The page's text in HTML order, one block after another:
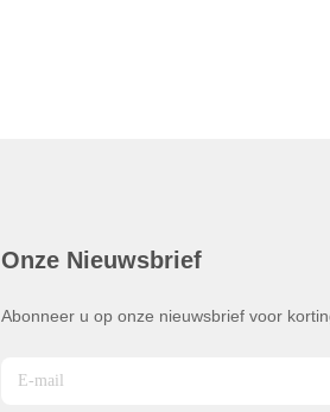
Onze Nieuwsbrief
Abonneer u op onze nieuwsbrief voor